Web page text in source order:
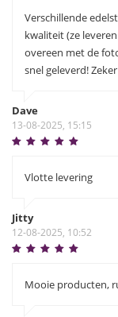
Verschillende
kwaliteit (ze
overeen met de
snel geleverd!
Dave
13-08-2025, 15:15
Vlotte levering
Jitty
12-08-2025, 10:52
Mooie producten,